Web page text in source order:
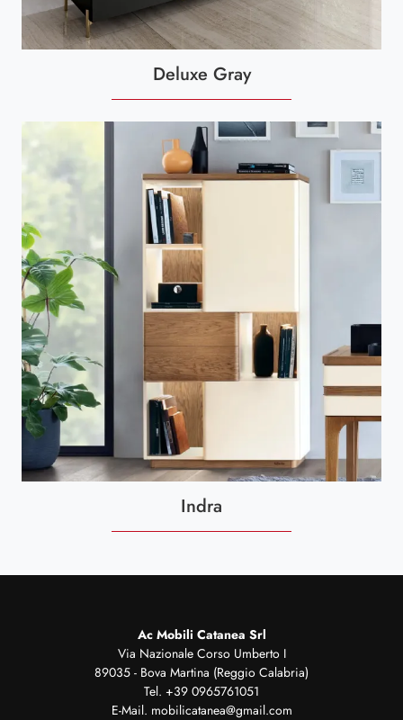
Deluxe Gray
Indra
Ac Mobili Catanea Srl
Via Nazionale Corso Umberto I
89035 - Bova Martina (Reggio Calabria)
Tel. +39 0965761051
E-Mail. mobilicatanea@gmail.com